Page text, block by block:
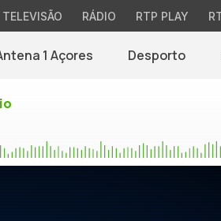
TELEVISÃO RÁDIO RTP PLAY
1 Açores Desporto